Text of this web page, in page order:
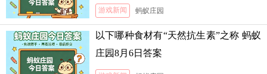
游戏新闻 蚂蚁庄园
以下哪种食材有“天然抗生素”之称 蚂蚁
庄园8月6日答案